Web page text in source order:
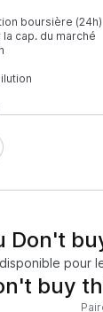
boursière (24h)
cap. du marché
Don't
pour
buy